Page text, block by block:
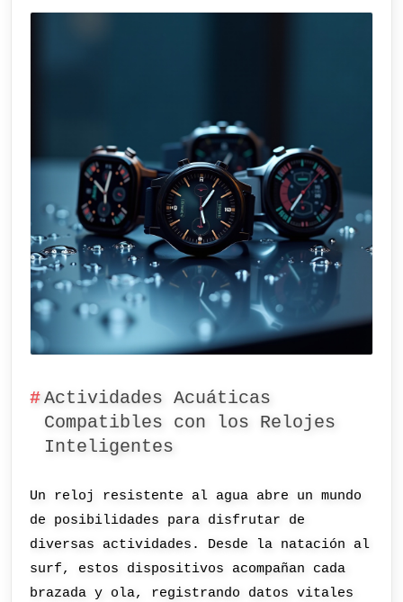
Actividades Acuáticas
Compatibles con los Relojes
Inteligentes
Un reloj resistente al agua abre un mundo
de posibilidades para disfrutar de
diversas actividades. Desde la natación al
surf, estos dispositivos acompañan cada
brazada y ola, registrando datos vitales